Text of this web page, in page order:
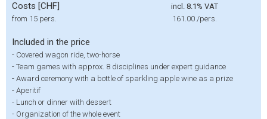
Costs [CHF]
incl. 8.1% VAT
from 15 pers.
161.00 /pers.
Included in the price
- Covered wagon ride, two-horse
- Team games with approx. 8 disciplines under expert guidance
- Award ceremony with a bottle of sparkling apple wine as a prize
- Aperitif
- Lunch or dinner with dessert
- Organization of the whole event